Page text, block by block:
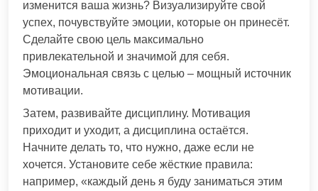
изменится ваша жизнь? Визуализируйте свой
успех, почувствуйте эмоции, которые он принесёт.
Сделайте свою цель максимально
привлекательной и значимой для себя.
Эмоциональная связь с целью – мощный источник
мотивации.
Затем, развивайте дисциплину. Мотивация
приходит и уходит, а дисциплина остаётся.
Начните делать то, что нужно, даже если не
хочется. Установите себе жёсткие правила:
например, «каждый день я буду заниматься этим